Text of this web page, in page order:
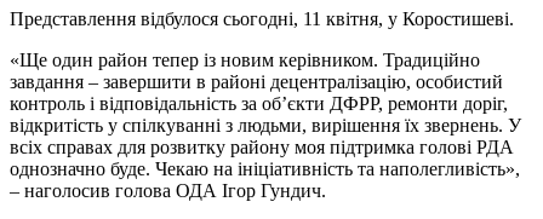
Представлення відбулося сьогодні, 11 квітня, у Коростишеві.
«Ще один район тепер із новим керівником. Традиційно
завдання – завершити в районі децентралізацію, особистий
контроль і відповідальність за об’єкти ДФРР, ремонти доріг,
відкритість у спілкуванні з людьми, вирішення їх звернень. У
всіх справах для розвитку району моя підтримка голові РДА
однозначно буде. Чекаю на ініціативність та наполегливість»,
– наголосив голова ОДА Ігор Гундич.